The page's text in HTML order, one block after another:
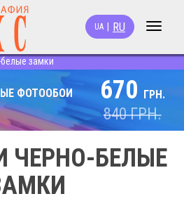
Toggle
UA RU
замки
ФОТООБОИ
670 ГРН.
840ГРН.
ЧЕРНО-БЕЛЫЕ